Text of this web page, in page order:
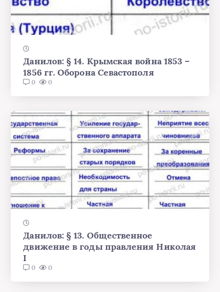
Данилов: § 14. Крымская война 1853 –
1856 гг. Оборона Севастополя
0 0
Данилов: § 13. Общественное
движение в годы правления Николая
I
0 0